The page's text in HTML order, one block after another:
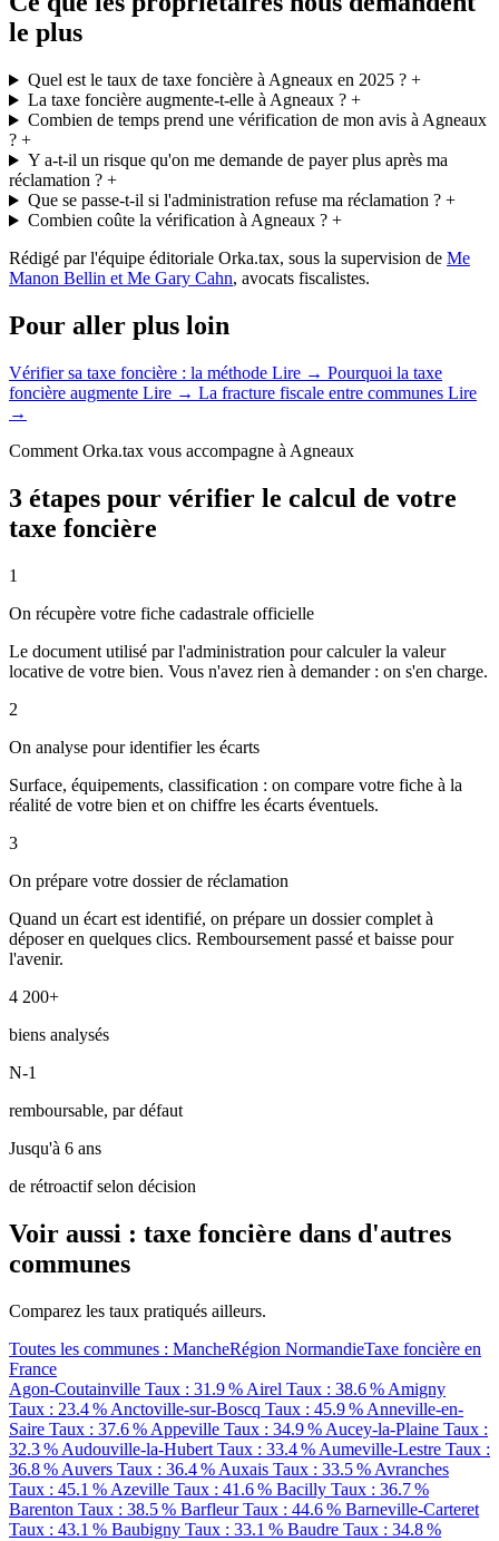
le plus
Quel est le taux de taxe foncière à Agneaux en 2025 ?+
La taxe foncière augmente-t-elle à Agneaux ?+
Combien de temps prend une vérification de mon avis à Agneaux
? +
Y a-t-il un risque qu'on me demande de payer plus après ma
réclamation ? +
Que se passe-t-il si l'administration refuse ma réclamation ?+
Combien coûte la vérification à Agneaux ?+
Rédigé par l'équipe éditoriale Orka.tax, sous la supervision de Me
Manon Bellin et Me Gary Cahn, avocats fiscalistes.
Pour aller plus loin
Vérifier sa taxe foncière : la méthode Lire → Pourquoi la taxe
foncière augmente Lire → La fracture fiscale entre communes Lire
→
Comment Orka.tax vous accompagne à Agneaux
3 étapes pour vérifier le calcul de votre
taxe foncière
1
On récupère votre fiche cadastrale officielle
Le document utilisé par l'administration pour calculer la valeur
locative de votre bien. Vous n'avez rien à demander : on s'en charge.
2
On analyse pour identifier les écarts
Surface, équipements, classification : on compare votre fiche à la
réalité de votre bien et on chiffre les écarts éventuels.
3
On prépare votre dossier de réclamation
Quand un écart est identifié, on prépare un dossier complet à
déposer en quelques clics. Remboursement passé et baisse pour
l'avenir.
4 200+
biens analysés
N-1
remboursable, par défaut
Jusqu'à 6 ans
de rétroactif selon décision
Voir aussi : taxe foncière dans d'autres
communes
Comparez les taux pratiqués ailleurs.
Toutes les communes : MancheRégion NormandieTaxe foncière en
France
Agon-Coutainville Taux : 31.9 % Airel Taux : 38.6 % Amigny
Taux : 23.4 % Anctoville-sur-Boscq Taux : 45.9 % Anneville-en-
Saire Taux : 37.6 % Appeville Taux : 34.9 % Aucey-la-Plaine Taux :
32.3 % Audouville-la-Hubert Taux : 33.4 % Aumeville-Lestre Taux :
36.8 % Auvers Taux : 36.4 % Auxais Taux : 33.5 % Avranches
Taux : 45.1 % Azeville Taux : 41.6 % Bacilly Taux : 36.7 %
Barenton Taux : 38.5 % BarfleurTaux : 44.6 % Barneville-Carteret
Taux : 43.1 % Baubigny Taux : 33.1 % Baudre Taux : 34.8 %